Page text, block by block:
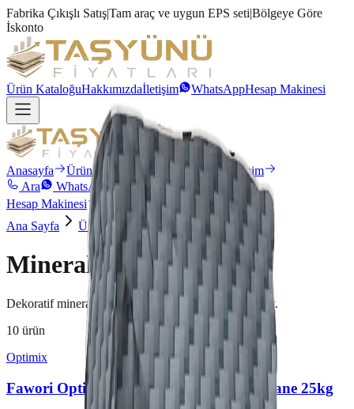
Fabrika Çıkışlı Satış|Tam araç ve uygun EPS seti|Bölgeye Göre
İskonto
Ürün KataloğuHakkımızdaİletişim WhatsAppHesap Makinesi
Anasayfa Ürün Kataloğu Hakkımızda
İletişim
Ara
WhatsApp
Hesap Makinesi
Ana Sayfa
Ürünler Mineral Kaplama
Mineral Kaplama
Dekoratif mineral kaplamalar — mantolama dış yüzey.
10 ürün
Optimix
Fawori Optimix Mineral Kaplama İnce Tane 25kg